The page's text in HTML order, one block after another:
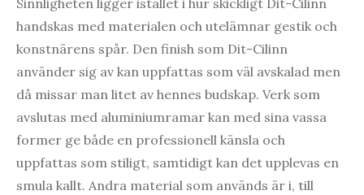
Sinnligheten ligger istället i hur skickligt Dit-Cilinn
handskas med materialen och utelämnar gestik och
konstnärens spår. Den finish som Dit-Cilinn
använder sig av kan uppfattas som väl avskalad men
då missar man litet av hennes budskap. Verk som
avslutas med aluminiumramar kan med sina vassa
former ge både en professionell känsla och
uppfattas som stiligt, samtidigt kan det upplevas en
smula kallt. Andra material som används är i, till